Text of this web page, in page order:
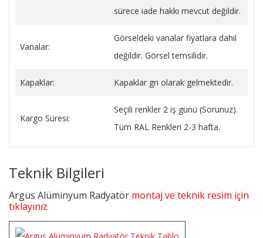
sürece iade hakkı mevcut değildir.
Vanalar:
Görseldeki vanalar fiyatlara dahil
değildir. Görsel temsilidir.
Kapaklar: Kapaklar gri olarak gelmektedir.
Kargo Süresi:
Seçili renkler 2 iş günü (Sorunuz).
Tüm RAL Renkleri 2-3 hafta.
Teknik Bilgileri
Argus Alüminyum Radyatör montaj ve teknik resim için
tıklayınız